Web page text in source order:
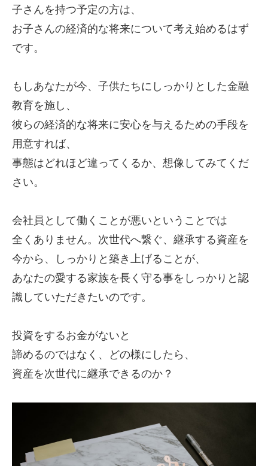
子さんを持つ予定の方は、
お子さんの経済的な将来について考え始めるはず
です。
もしあなたが今、子供たちにしっかりとした金融
教育を施し、
彼らの経済的な将来に安心を与えるための手段を
用意すれば、
事態はどれほど違ってくるか、想像してみてくだ
さい。
会社員として働くことが悪いということでは
全くありません。次世代へ繋ぐ、継承する資産を
今から、しっかりと築き上げることが、
あなたの愛する家族を長く守る事をしっかりと認
識していただきたいのです。
投資をするお金がないと
諦めるのではなく、どの様にしたら、
資産を次世代に継承できるのか？